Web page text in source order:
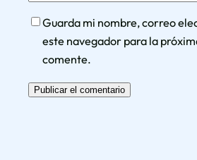
Guarda mi nombre, correo
este navegador para la
comente.